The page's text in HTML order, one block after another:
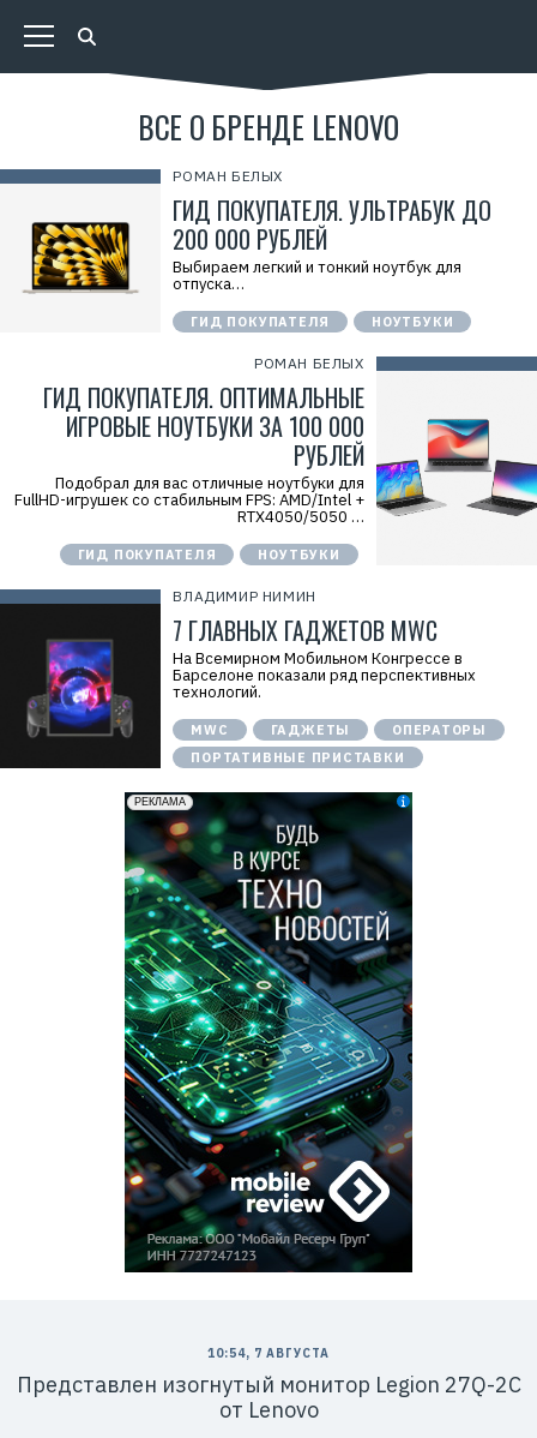
ВСЕ О БРЕНДЕ LENOVO
РОМАН БЕЛЫХ
ГИД ПОКУПАТЕЛЯ. УЛЬТРАБУК ДО
200 000 РУБЛЕЙ
Выбираем легкий и тонкий ноутбук для
отпуска…
ГИД ПОКУПАТЕЛЯ НОУТБУКИ
РОМАН БЕЛЫХ
ГИД ПОКУПАТЕЛЯ. ОПТИМАЛЬНЫЕ
ИГРОВЫЕ НОУТБУКИ ЗА 100 000
РУБЛЕЙ
Подобрал для вас отличные ноутбуки для
FullHD-игрушек со стабильным FPS: AMD/Intel +
RTX4050/5050 …
ГИД ПОКУПАТЕЛЯ НОУТБУКИ
ВЛАДИМИР НИМИН
7 ГЛАВНЫХ ГАДЖЕТОВ MWC
На Всемирном Мобильном Конгрессе в
Барселоне показали ряд перспективных
технологий.
MWC ГАДЖЕТЫ
ОПЕРАТОРЫ
ПОРТАТИВНЫЕ ПРИСТАВКИ
10:54, 7 АВГУСТА
Представлен изогнутый монитор Legion 27Q-2C
от Lenovo